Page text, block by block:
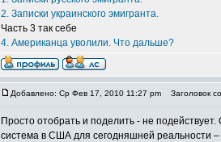
2. Записки украинского эмигранта.
Часть 3 так себе
4. Американца уволили. Что дальше?
Добавлено: Ср Фев 17, 2010 11:27 pm Заголовок
Просто отобрать и поделить - не
система в США для сегодняшней реальности –